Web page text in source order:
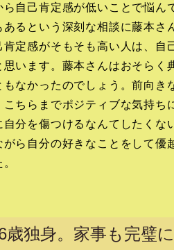
ら自己肯定感が低いことで悩ん
あるという深刻な相談に藤本さ
肯定感がそもそも高い人は、自
思います。藤本さんはおそらく
もなかったのでしょう。前向き
こちらまでポジティブな気持ち
自分を傷つけるなんてしたくな
がら自分の好きなことをして優
歳独身。家事も完璧